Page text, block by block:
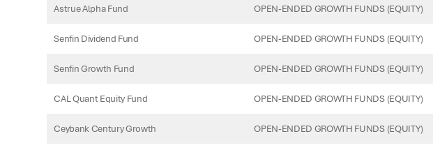
Astrue Alpha Fund OPEN-ENDED GROWTH FUNDS (EQUITY)
Senfin Dividend Fund OPEN-ENDED GROWTH FUNDS (EQUITY)
Senfin Growth Fund OPEN-ENDED GROWTH FUNDS (EQUITY)
CAL Quant Equity Fund OPEN-ENDED GROWTH FUNDS (EQUITY)
Ceybank Century Growth OPEN-ENDED GROWTH FUNDS (EQUITY)